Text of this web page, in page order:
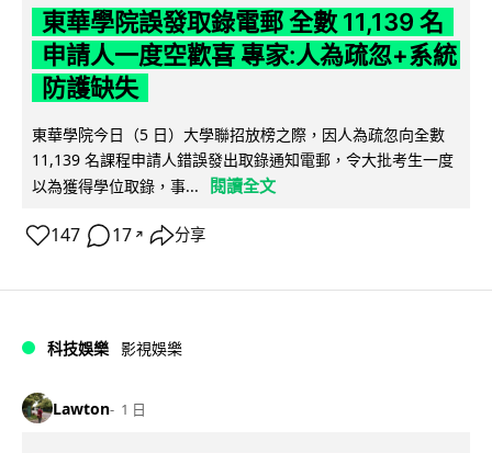
東華學院誤發取錄電郵 全數 11,139 名
申請人一度空歡喜 專家:人為疏忽+系統
防護缺失
東華學院今日（5 日）大學聯招放榜之際，因人為疏忽向全數
11,139 名課程申請人錯誤發出取錄通知電郵，令大批考生一度
以為獲得學位取錄，事...
閱讀全文
147 17 ↗ 分享
科技娛樂 影視娛樂
Lawton 1 日